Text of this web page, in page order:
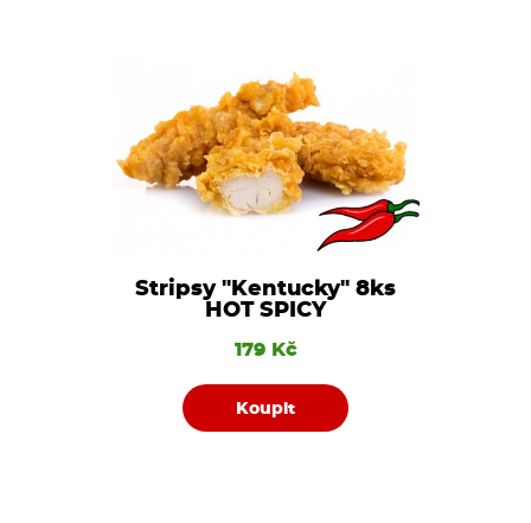
Stripsy "Kentucky" 8ks
HOT SPICY
179 Kč
Koupit